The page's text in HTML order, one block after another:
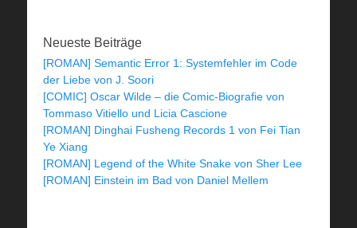
Neueste Beiträge
[ROMAN] Semantic Error 1: Systemfehler im Code
der Liebe von J. Soori
[COMIC] Oscar Wilde – die Comic-Biografie von
Tommaso Vitiello und Licia Cascione
[ROMAN] Dinghai Fusheng Records 1 von Fei Tian
Ye Xiang
[ROMAN] Legend of the White Snake von Sher Lee
[ROMAN] Einstein im Bad von Daniel Mellem